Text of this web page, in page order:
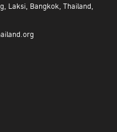
Laksi, Bangkok, Thailand,